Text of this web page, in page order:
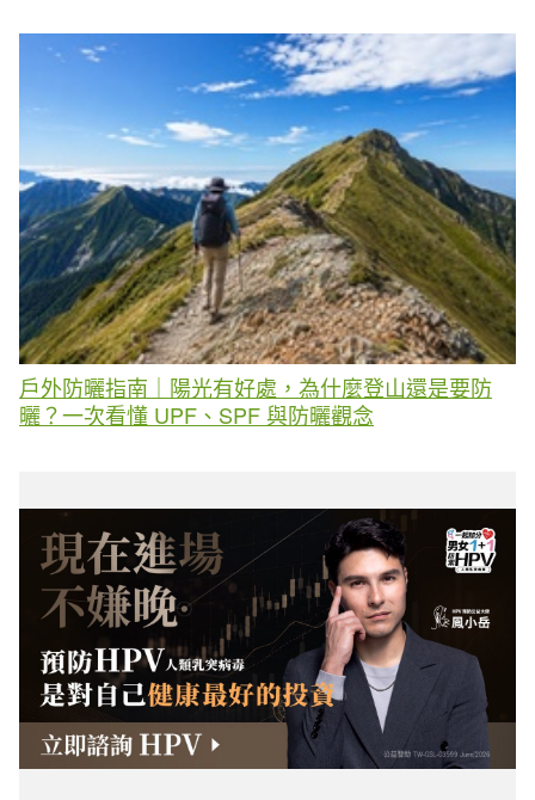
戶外防曬指南｜陽光有好處，為什麼登山還是要防
曬？一次看懂 UPF、SPF 與防曬觀念